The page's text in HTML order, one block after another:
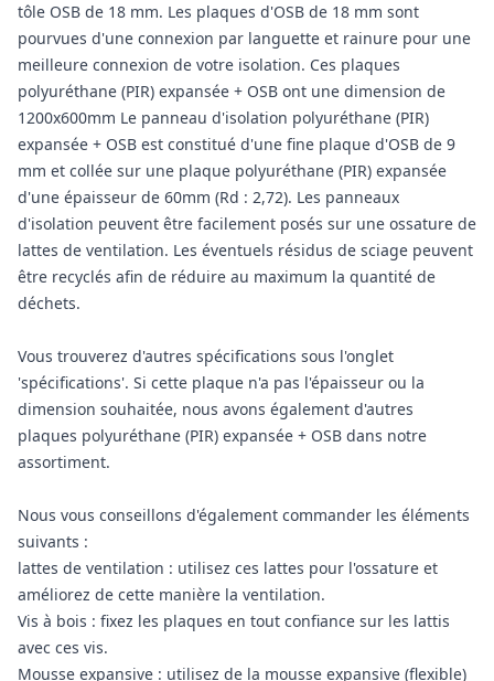
tôle OSB de 18 mm. Les plaques d'OSB de 18 mm sont
pourvues d'une connexion par languette et rainure pour une
meilleure connexion de votre isolation. Ces plaques
polyuréthane (PIR) expansée + OSB ont une dimension de
1200x600mm Le panneau d'isolation polyuréthane (PIR)
expansée + OSB est constitué d'une fine plaque d'OSB de 9
mm et collée sur une plaque polyuréthane (PIR) expansée
d'une épaisseur de 60mm (Rd : 2,72). Les panneaux
d'isolation peuvent être facilement posés sur une ossature de
lattes de ventilation. Les éventuels résidus de sciage peuvent
être recyclés afin de réduire au maximum la quantité de
déchets.
Vous trouverez d'autres spécifications sous l'onglet
'spécifications'. Si cette plaque n'a pas l'épaisseur ou la
dimension souhaitée, nous avons également d'autres
plaques polyuréthane (PIR) expansée + OSB dans notre
assortiment.
Nous vous conseillons d'également commander les éléments
suivants :
lattes de ventilation : utilisez ces lattes pour l'ossature et
améliorez de cette manière la ventilation.
Vis à bois : fixez les plaques en tout confiance sur les lattis
avec ces vis.
Mousse expansive : utilisez de la mousse expansive (flexible)